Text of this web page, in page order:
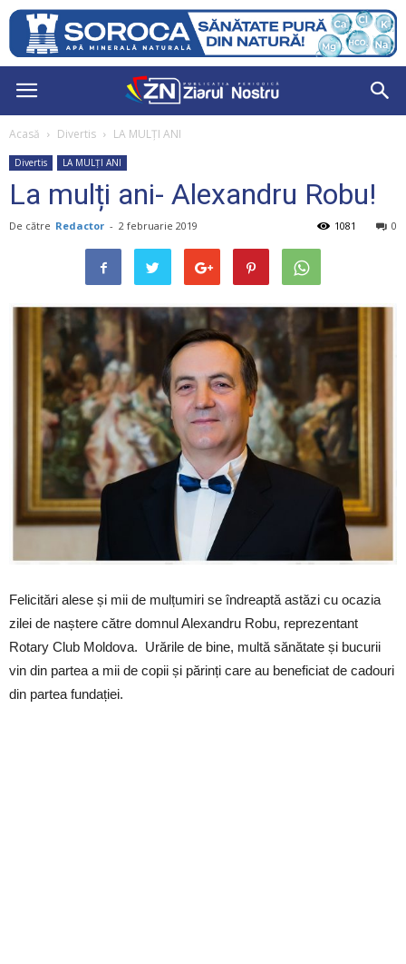
Acasă Divertis LA MULŢI ANI
Divertis LA MULŢI ANI
La mulți ani- Alexandru Robu!
De către Redactor - 2 februarie 2019 0
1081
Felicitări alese și mii de mulțumiri se îndreaptă astăzi cu ocazia
zilei de naștere către domnul Alexandru Robu, reprezentant
Rotary Club Moldova. Urările de bine, multă sănătate și bucurii
vin din partea a mii de copii și părinți care au beneficiat de cadouri
din partea fundației.